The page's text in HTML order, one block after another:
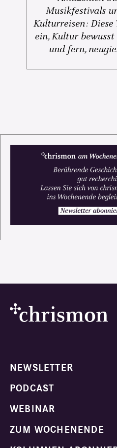
Musikfestivals
Kulturreisen: Diese
ein, Kultur
und fern,
NEWSLETTER
PODCAST
WEBINAR
ZUM WOCHENENDE